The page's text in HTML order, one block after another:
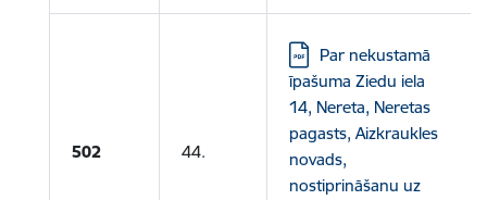
502 44.
Lejupielādēt:
Par nekustamā
īpašuma Ziedu iela
14, Nereta, Neretas
pagasts, Aizkraukles
novads,
nostiprināšanu uz